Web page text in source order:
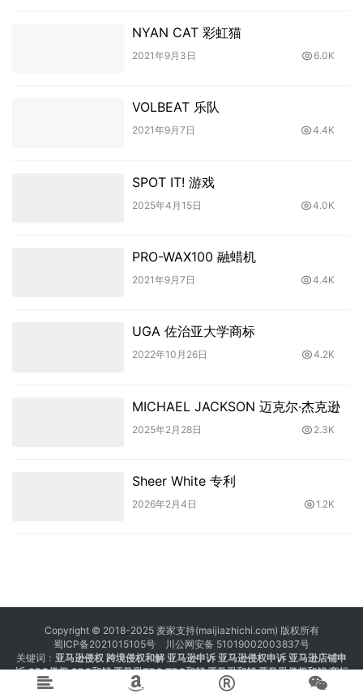
NYAN CAT 彩虹猫
2021年9月3日 6.0K
VOLBEAT 乐队
2021年9月7日 4.4K
SPOT IT! 游戏
2025年4月15日 4.0K
PRO-WAX100 融蜡机
2021年9月7日 4.4K
UGA 佐治亚大学商标
2022年10月26日 4.2K
MICHAEL JACKSON 迈克尔·杰克逊
2025年2月28日 2.3K
Sheer White 专利
2026年2月4日 1.2K
Copyright © 2018-2025 麦家支持(maijiazhichi.com) 版权所有
蜀ICP备2021015105号
川公网安备 51019002003837号
关键词： 亚马逊侵权 跨境侵权和解 亚马逊申诉 亚马逊侵权申诉 亚马逊店铺申
诉 GBC侵权 GBC和解 亚马逊TRO TRO和解 亚马逊和解 亚马逊侵权和解商标
注册 专利注册 版权注册